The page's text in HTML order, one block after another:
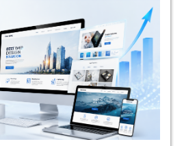
khách hàng và gia tăng
lựa chọn mộtdịch vụ
uy tín, chất lượnglà
quyết định sự thành